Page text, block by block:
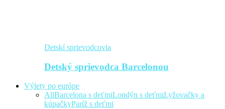
Detskí sprievodcovia
Detský sprievodca Barcelonou
Výlety po európe
AllBarcelona s deťmiLondýn s deťmiLyžovačky a
kúpačkyParíž s deťmi